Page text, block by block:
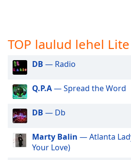
settings,
subtitles
settings
dialog
subtitles
off
selected
Audio
Track
TOP laulud lehel
DB — Radio
Q.P.A— Spread the Word
DB — Db
Marty Balin — Atlanta
Your Love)